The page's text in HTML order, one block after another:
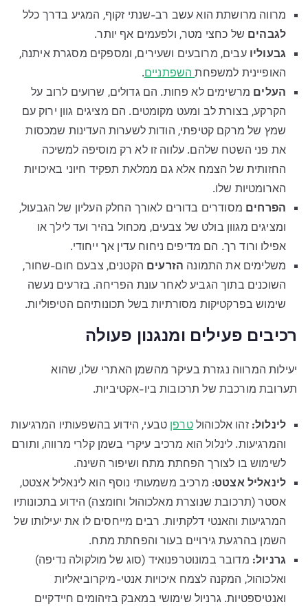
מרווה מרושתת הוא עשב רב-שנתי זקוף, המגיע בדרך כלל
לגבהים של כחצי מטר, ולפעמים אף יותר.
גבעוליו עבים, מרובעים ושעירים, ומספקים מסגרת איתנה,
האופיינית למשפחתהשפתניים.
העלים מרשימים לא פחות. הם גדולים, שרועים לרוב על
הקרקע, בצורת לב ומעט מקומטים. הם מציגים גוון ירוק עם
שמץ של מרקם קטיפתי, הודות לשערות העדינות שמכסות
את פני השטח שלהם. עלווה זו לא רק מוסיפה למשיכה
החזותית של הצמח אלא גם ממלאת תפקיד חיוני באיכויות
הארומטיות שלו.
הפרחים מסודרים בדורים לאורך החלק העליון של הגבעול,
ומציגים מגוון בולט של צבעים, מכחול בהיר ועד לילך או
אפילו ורוד רך. הם מדיפים ניחוח עדין אך ייחודי.
משלימים את התמונה הזרעים הקטנים, צבעם חום-שחור,
השוכנים בתוך הגביע לאחר עונת הפריחה. בזרעים נעשה
שימוש בפרקטיקות מסורתיות בשל תכונותיהם הטיפוליות.
רכיבים פעילים ומנגנון פעולה
יעילות המרווה נגזרת בעיקר מהשמן האתרי שלו, שהוא
תערובת מורכבת של תרכובות ביו-אקטיביות.
לינלול:זהו אלכוהולטרפן טבעי, הידוע בהשפעותיו המרגיעות
והמרגיעות. לינלול הוא מרכיב עיקרי בשמן קלרי מרווה, ותורם
לשימוש בו לצורך הפחתת מתח ושיפור השינה.
לינאליל אצטט: מרכיב משמעותי נוסף הוא לינאליל אצטט,
אסטר (תרכובת שנוצרת מאלכוהול וחומצה) הידוע בתכונותיו
המרגיעות והאנטי דלקתיות. רבים מייחסים לו את יעילותו של
השמן בהרגעת גירויים בעור והפחתת מתח.
גרניול: מדובר במונוטרפנואיד (סוג של מולקולה נדיפה)
ואלכוהול, המקנה לצמח איכויות אנטי-מיקרוביאליות
ואנטיספטיות. גרניול שימושי במאבק בזיהומים חיידקיים